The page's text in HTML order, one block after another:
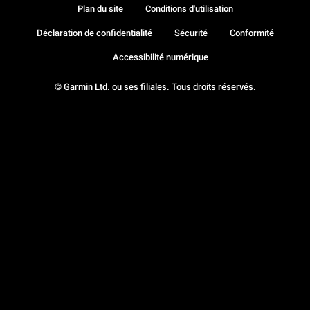
© Garmin Ltd. ou ses filiales. Tous droits réservés.
Plan du site Conditions d'utilisation
Déclaration de confidentialité Sécurité Conformité
Accessibilité numérique